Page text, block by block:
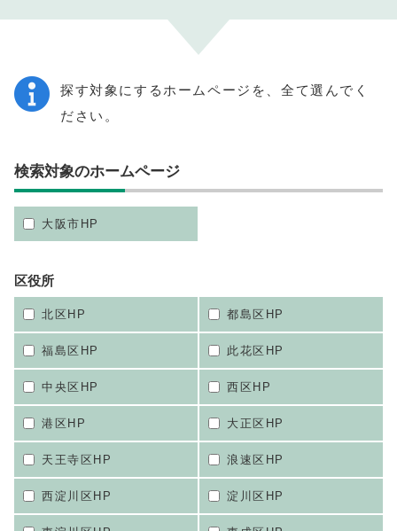
探す対象にするホームページを、全て選んでく
ださい。
検索対象のホームページ
大阪市HP
区役所
北区HP 都島区HP
福島区HP 此花区HP
中央区HP 西区HP
港区HP 大正区HP
天王寺区HP 浪速区HP
西淀川区HP 淀川区HP